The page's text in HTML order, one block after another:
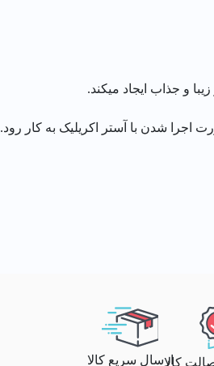
و جذاب ایجاد میکند.
شدن با آستر اکریلیک به کار رود.
کالاارسال سریع کالا